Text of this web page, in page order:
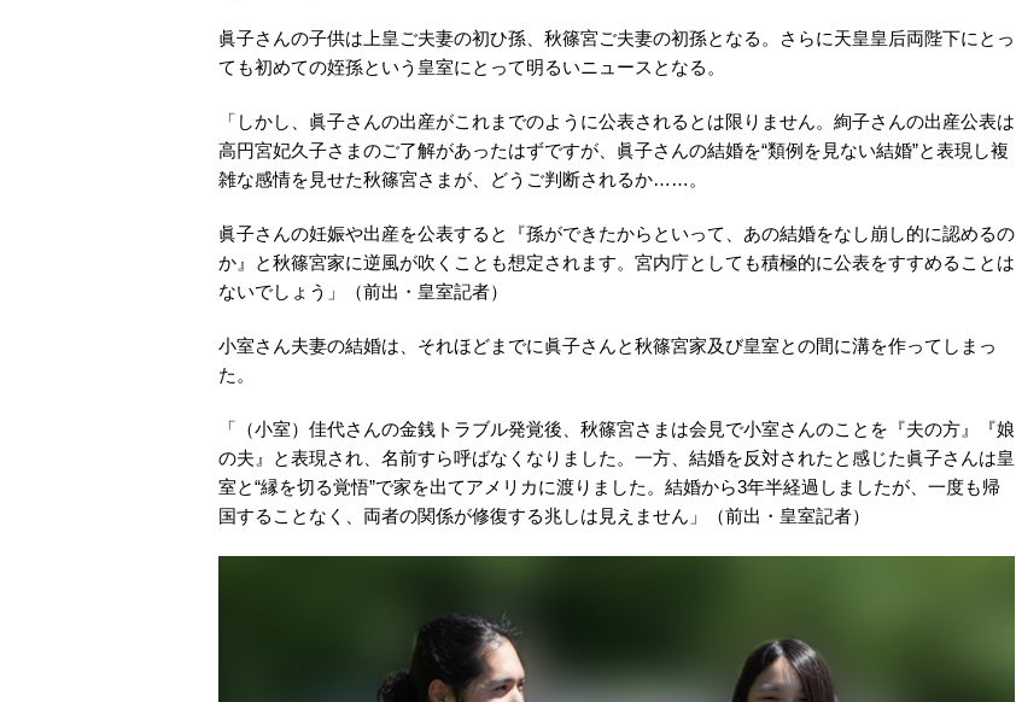
眞子さんの子供は上皇ご夫妻の初ひ孫、秋篠宮ご夫妻の初孫となる。さらに天皇皇后両陛下にとっ
ても初めての姪孫という皇室にとって明るいニュースとなる。
「しかし、眞子さんの出産がこれまでのように公表されるとは限りません。絢子さんの出産公表は
高円宮妃久子さまのご了解があったはずですが、眞子さんの結婚を“類例を見ない結婚”と表現し複
雑な感情を見せた秋篠宮さまが、どうご判断されるか……。
眞子さんの妊娠や出産を公表すると『孫ができたからといって、あの結婚をなし崩し的に認めるの
か』と秋篠宮家に逆風が吹くことも想定されます。宮内庁としても積極的に公表をすすめることは
ないでしょう」（前出・皇室記者）
小室さん夫妻の結婚は、それほどまでに眞子さんと秋篠宮家及び皇室との間に溝を作ってしまっ
た。
「（小室）佳代さんの金銭トラブル発覚後、秋篠宮さまは会見で小室さんのことを『夫の方』『娘
の夫』と表現され、名前すら呼ばなくなりました。一方、結婚を反対されたと感じた眞子さんは皇
室と“縁を切る覚悟”で家を出てアメリカに渡りました。結婚から3年半経過しましたが、一度も帰
国することなく、両者の関係が修復する兆しは見えません」（前出・皇室記者）